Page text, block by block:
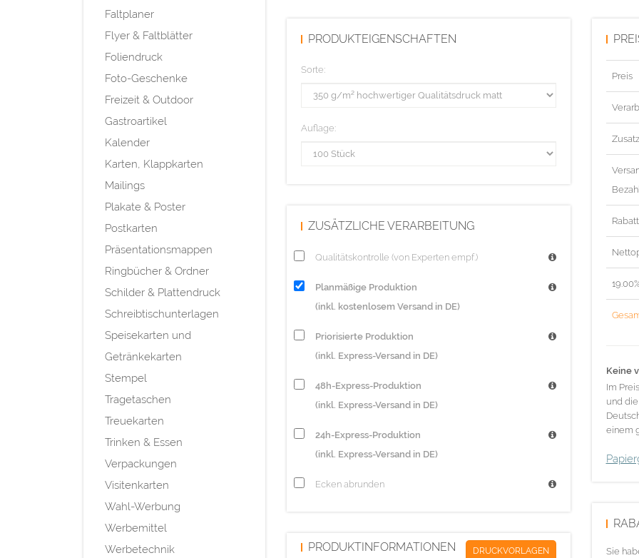
Faltplaner
Flyer & Faltblätter
Foliendruck
Foto-Geschenke
Freizeit & Outdoor
Gastroartikel
Kalender
Karten, Klappkarten
Mailings
Plakate & Poster
Postkarten
Präsentationsmappen
Ringbücher & Ordner
Schilder & Plattendruck
Schreibtischunterlagen
Speisekarten und
Getränkekarten
Stempel
Tragetaschen
Treuekarten
Trinken & Essen
Verpackungen
Visitenkarten
Wahl-Werbung
Werbemittel
Werbetechnik
PRODUKTEIGENSCHAFTEN
Sorte:
Auflage:
ZUSÄTZLICHE VERARBEITUNG
Qualitätskontrolle (von Experten empf.)
Planmäßige Produktion
(inkl. kostenlosem Versand in DE)
Priorisierte Produktion
(inkl. Express-Versand in DE)
48h-Express-Produktion
(inkl. Express-Versand in DE)
24h-Express-Produktion
(inkl. Express-Versand in DE)
Ecken abrunden
PRODUKTINFORMATIONEN DRUCKVORLAGEN
Preis
Keine
Im
und
einem
Sie